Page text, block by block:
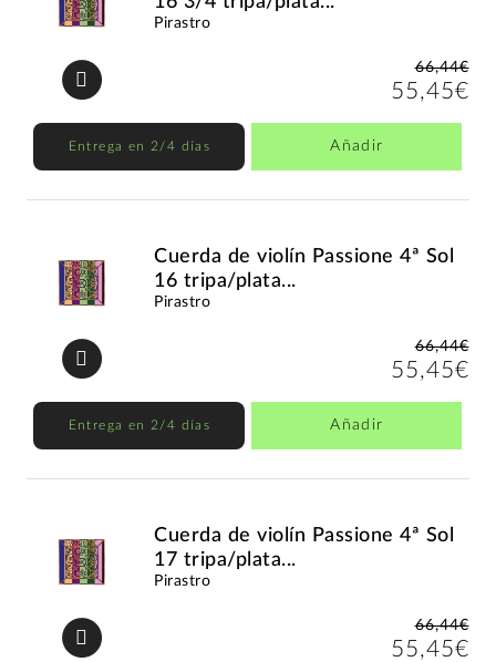
Pirastro
66,44€
55,45€
Entrega en 2/4 días Añadir
Cuerda de violín Passione 4ª Sol
16 tripa/plata...
Pirastro
66,44€
55,45€
Entrega en 2/4 días Añadir
Cuerda de violín Passione 4ª Sol
17 tripa/plata...
Pirastro
66,44€
55,45€